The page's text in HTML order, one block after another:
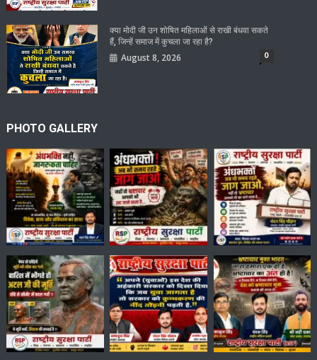
क्या मोदी जी उन शोषित महिलाओं से राखी बंधवा सकते
हैं, जिन्हें समाज में कुचला जा रहा है?
August 8, 2026 0
PHOTO GALLERY